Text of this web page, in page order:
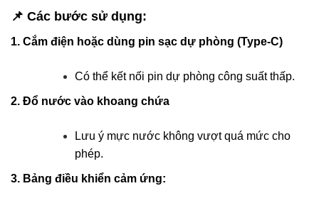
📌 Các bước sử dụng:
1. Cắm điện hoặc dùng pin sạc dự phòng (Type-C)
Có thể kết nối pin dự phòng công suất thấp.
2. Đổ nước vào khoang chứa
Lưu ý mực nước không vượt quá mức cho
phép.
3. Bảng điều khiển cảm ứng: